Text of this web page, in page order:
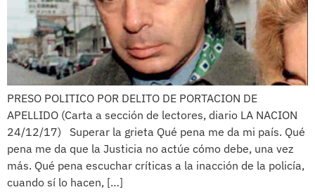
PRESO POLITICO POR DELITO DE PORTACION DE
APELLIDO (Carta a sección de lectores, diario LA NACION
24/12/17) Superar la grieta Qué pena me da mi país. Qué
pena me da que la Justicia no actúe cómo debe, una vez
más. Qué pena escuchar críticas a la inacción de la policía,
cuando sí lo hacen, […]